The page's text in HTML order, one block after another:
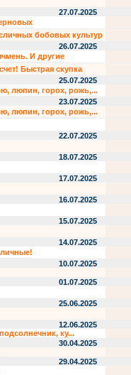
27.07.2025
бобовых культур
26.07.2025
И другие
Быстрая скупка
25.07.2025
люпин, горох, рожь,...
23.07.2025
люпин, горох, рожь,...
22.07.2025
18.07.2025
17.07.2025
16.07.2025
15.07.2025
14.07.2025
10.07.2025
01.07.2025
25.06.2025
12.06.2025
ку...
30.04.2025
29.04.2025